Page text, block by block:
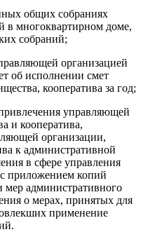
общих собраниях
в многоквартирном доме,
собраний;
организацией
об исполнении смет
кооператива за год;
управляющей
и кооператива,
организации,
к административной
в сфере управления
приложением копий
административного
о мерах, принятых для
применение